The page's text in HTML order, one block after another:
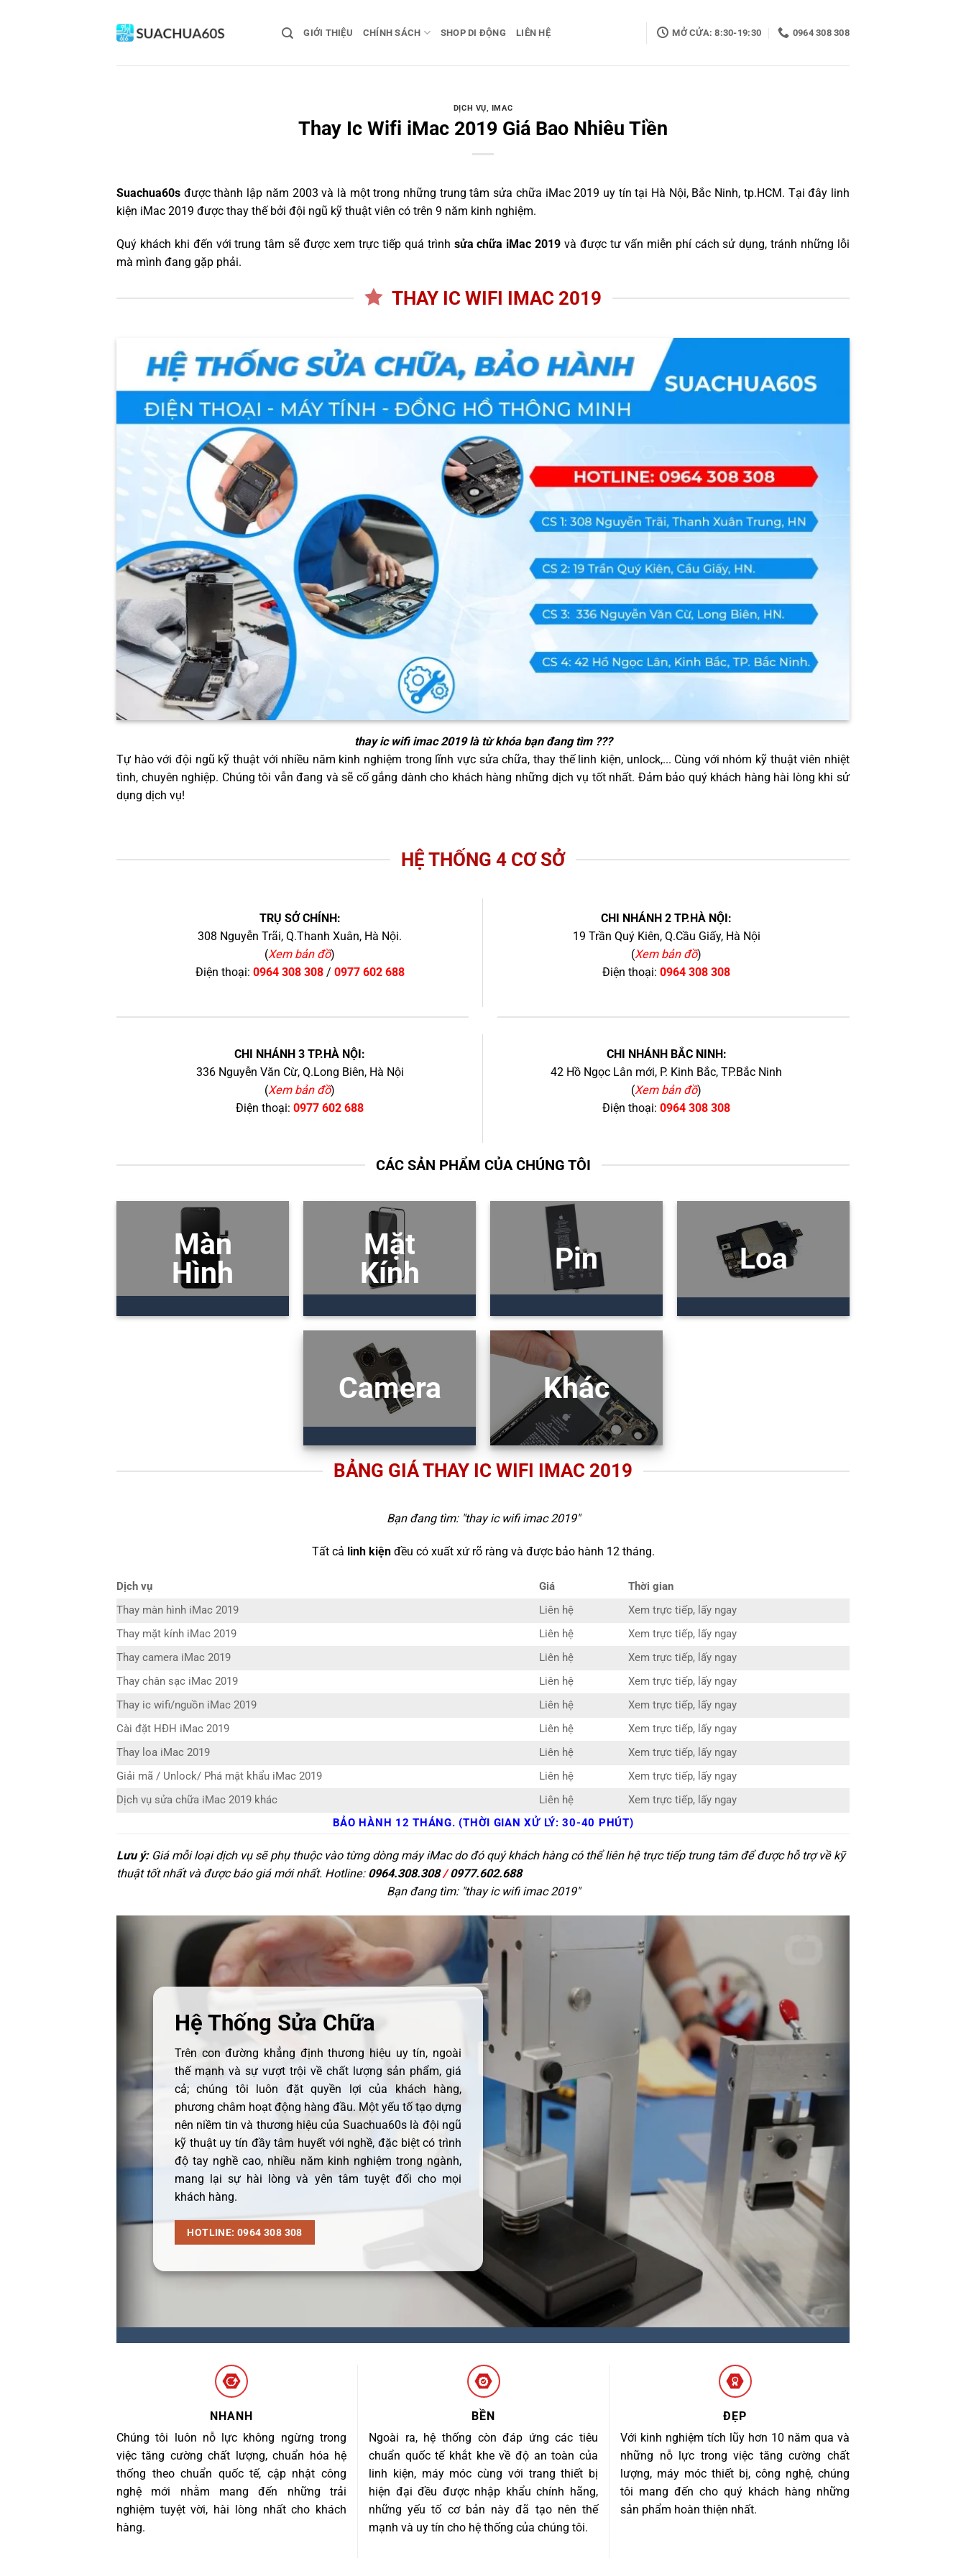
GIỚI THIỆU CHÍNH SÁCH SHOP DI ĐỘNG LIÊN HỆ MỞ CỬA: 8:30-19:30 0964 308 308
DỊCH VỤ, IMAC
Thay Ic Wifi iMac 2019 Giá Bao Nhiêu Tiền
Suachua60s được thành lập năm 2003 và là một trong những trung tâm sửa chữa iMac 2019 uy tín tại Hà Nội, Bắc Ninh, tp.HCM. Tại đây linh
kiện iMac 2019 được thay thế bởi đội ngũ kỹ thuật viên có trên 9 năm kinh nghiệm.
Quý khách khi đến với trung tâm sẽ được xem trực tiếp quá trình sửa chữa iMac 2019 và được tư vấn miễn phí cách sử dụng, tránh những lỗi
mà mình đang gặp phải.
THAY IC WIFI IMAC 2019
thay ic wifi imac 2019là từ khóa bạn đang tìm ???
Tự hào với đội ngũ kỹ thuật với nhiều năm kinh nghiệm trong lĩnh vực sửa chữa, thay thế linh kiện, unlock,... Cùng với nhóm kỹ thuật viên nhiệt
tình, chuyên nghiệp. Chúng tôi vẫn đang và sẽ cố gắng dành cho khách hàng những dịch vụ tốt nhất. Đảm bảo quý khách hàng hài lòng khi sử
dụng dịch vụ!
HỆ THỐNG 4 CƠ SỞ
TRỤ SỞ CHÍNH:
308 Nguyễn Trãi, Q.Thanh Xuân, Hà Nội.
(Xem bản đồ)
Điện thoại: 0964 308 308/ 0977 602 688
CHI NHÁNH 2 TP.HÀ NỘI:
19 Trần Quý Kiên, Q.Cầu Giấy, Hà Nội
(Xem bản đồ)
Điện thoại: 0964 308 308
CHI NHÁNH 3 TP.HÀ NỘI:
336 Nguyễn Văn Cừ, Q.Long Biên, Hà Nội
(Xem bản đồ)
Điện thoại: 0977 602 688
CHI NHÁNH BẮC NINH:
42 Hồ Ngọc Lân mới, P. Kinh Bắc, TP.Bắc Ninh
(Xem bản đồ)
Điện thoại: 0964 308 308
CÁC SẢN PHẨM CỦA CHÚNG TÔI
Màn
Hình
Mặt
Kính
Pin Loa
Camera Khác
BẢNG GIÁ THAY IC WIFI IMAC 2019
Bạn đang tìm: "thay ic wifi imac 2019"
Tất cả linh kiệnđều có xuất xứ rõ ràng và được bảo hành 12 tháng.
Dịch vụ Giá
Thời gian
Thay màn hình iMac 2019
Liên hệ
Xem trực tiếp, lấy ngay
Thay mặt kính iMac 2019
Liên hệ
Xem trực tiếp, lấy ngay
Thay camera iMac 2019
Liên hệ
Xem trực tiếp, lấy ngay
Thay chân sạc iMac 2019
Liên hệ
Xem trực tiếp, lấy ngay
Thay ic wifi/nguồn iMac 2019
Liên hệ
Xem trực tiếp, lấy ngay
Cài đặt HĐH iMac 2019
Liên hệ
Xem trực tiếp, lấy ngay
Thay loa iMac 2019
Liên hệ
Xem trực tiếp, lấy ngay
Giải mã / Unlock/ Phá mật khẩu iMac 2019
Liên hệ
Xem trực tiếp, lấy ngay
Dịch vụ sửa chữa iMac 2019 khác
Liên hệ
Xem trực tiếp, lấy ngay
BẢO HÀNH 12 THÁNG. (THỜI GIAN XỬ LÝ: 30-40 PHÚT)
Lưu ý:Giá mỗi loại dịch vụ sẽ phụ thuộc vào từng dòng máy iMac do đó quý khách hàng có thể liên hệ trực tiếp trung tâm để được hỗ trợ về kỹ
thuật tốt nhất và được báo giá mới nhất. Hotline: 0964.308.308/0977.602.688
Bạn đang tìm: "thay ic wifi imac 2019"
Hệ Thống Sửa Chữa
Trên con đường khẳng định thương hiệu uy tín, ngoài
thế mạnh và sự vượt trội về chất lượng sản phẩm, giá
cả; chúng tôi luôn đặt quyền lợi của khách hàng,
phương châm hoạt động hàng đầu. Một yếu tố tạo dựng
nên niềm tin và thương hiệu của Suachua60s là đội ngũ
kỹ thuật uy tín đầy tâm huyết với nghề, đặc biệt có trình
độ tay nghề cao, nhiều năm kinh nghiệm trong ngành,
mang lại sự hài lòng và yên tâm tuyệt đối cho mọi
khách hàng.
HOTLINE: 0964 308 308
NHANH
Chúng tôi luôn nỗ lực không ngừng trong
việc tăng cường chất lượng, chuẩn hóa hệ
thống theo chuẩn quốc tế, cập nhật công
nghệ mới nhằm mang đến những trải
nghiệm tuyệt vời, hài lòng nhất cho khách
hàng.
BỀN
Ngoài ra, hệ thống còn đáp ứng các tiêu
chuẩn quốc tế khắt khe về độ an toàn của
linh kiện, máy móc cùng với trang thiết bị
hiện đại đều được nhập khẩu chính hãng,
những yếu tố cơ bản này đã tạo nên thế
mạnh và uy tín cho hệ thống của chúng tôi.
ĐẸP
Với kinh nghiệm tích lũy hơn 10 năm qua và
những nỗ lực trong việc tăng cường chất
lượng, máy móc thiết bị, công nghệ, chúng
tôi mang đến cho quý khách hàng những
sản phẩm hoàn thiện nhất.